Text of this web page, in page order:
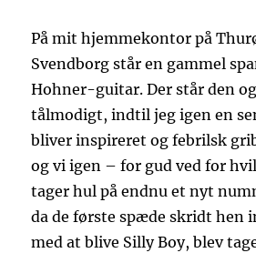
På mit hjemmekontor på
Svendborg står en gammel
Hohner-guitar. Der står den
tålmodigt, indtil jeg igen en
bliver inspireret og febrilsk
og vi igen – for gud ved for
tager hul på endnu et nyt
da de første spæde skridt hen
med at blive Silly Boy, blev